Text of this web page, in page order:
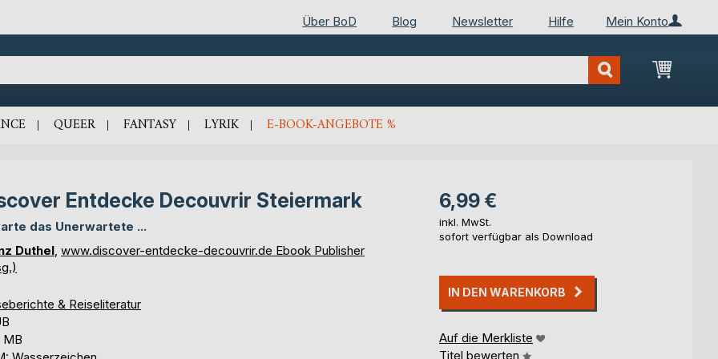
Mein Konto
Über BoD Blog Newsletter Hilfe
Mein
QUEER FANTASY LYRIK E-BOOK-ANGEBOTE %
Entdecke Decouvrir Steiermark
das Unerwartete ...
Duthel www.discover-entdecke-decouvrir.de Ebook Publisher
& Reiseliteratur
MB
6,99 €
inkl. MwSt.
sofort verfügbar als Download
IN DEN WARENKORB
Auf die Merkliste
Titel bewerten